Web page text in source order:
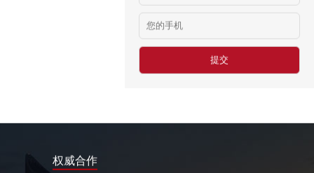
日本-印刷
￥时薪：986日元
汽车维修、保养类（留学签证）
￥25000-30000/月人民币
权威合作